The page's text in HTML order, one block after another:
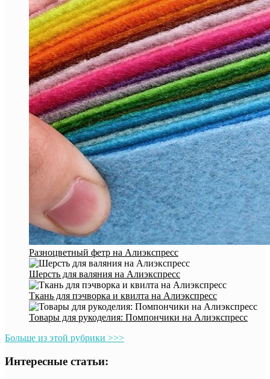
Разноцветный фетр на Алиэкспресс
Шерсть для валяния на Алиэкспресс
Ткань для пэчворка и квилта на Алиэкспресс
Товары для рукоделия: Помпончики на Алиэкспресс
Больше из этой рубрики >>>
Интересные статьи: